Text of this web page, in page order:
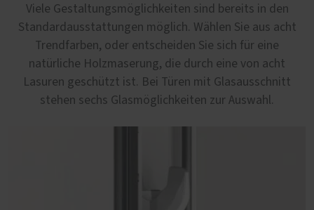
Viele Gestaltungsmöglichkeiten sind bereits in den
Standardausstattungen möglich. Wählen Sie aus acht
Trendfarben, oder entscheiden Sie sich für eine
natürliche Holzmaserung, die durch eine von acht
Lasuren geschützt ist. Bei Türen mit Glasausschnitt
stehen sechs Glasmöglichkeiten zur Auswahl.